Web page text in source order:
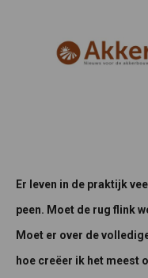
Er leven in de praktijk
peen. Moet de rug flink
Moet er over de
hoe creëer ik het meest